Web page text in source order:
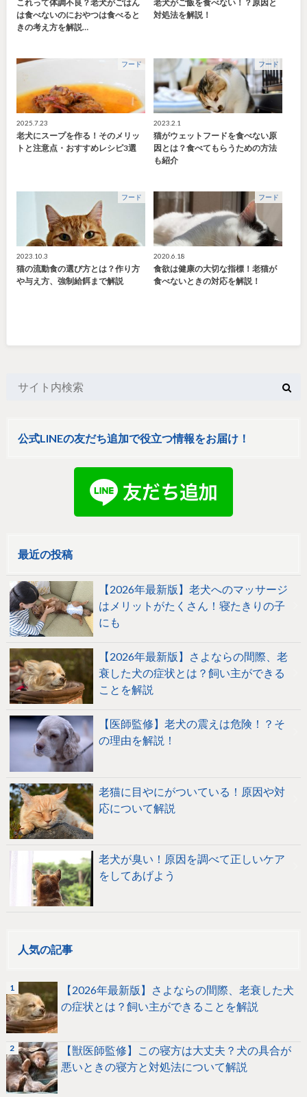
これって体調不良？老犬がごはん
は食べないのにおやつは食べると
きの考え方を解説…
老犬がご飯を食べない！？原因と
対処法を解説！
フード
2025.7.23
老犬にスープを作る！そのメリッ
トと注意点・おすすめレシピ3選
フード
2023.2.1
猫がウェットフードを食べない原
因とは？食べてもらうための方法
も紹介
フード
2023.10.3
猫の流動食の選び方とは？作り方
や与え方、強制給餌まで解説
フード
2020.6.18
食欲は健康の大切な指標！老猫が
食べないときの対応を解説！
公式LINEの友だち追加で役立つ情報をお届け！
最近の投稿
【2026年最新版】老犬へのマッサージ
はメリットがたくさん！寝たきりの子
にも
【2026年最新版】さよならの間際、老
衰した犬の症状とは？飼い主ができる
ことを解説
【医師監修】老犬の震えは危険！？そ
の理由を解説！
老猫に目やにがついている！原因や対
応について解説
老犬が臭い！原因を調べて正しいケア
をしてあげよう
人気の記事
【2026年最新版】さよならの間際、老衰した犬
の症状とは？飼い主ができることを解説
【獣医師監修】この寝方は大丈夫？犬の具合が
悪いときの寝方と対処法について解説